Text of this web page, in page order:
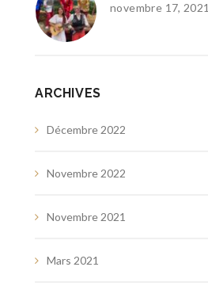
novembre 17, 2021
ARCHIVES
Décembre 2022
Novembre 2022
Novembre 2021
Mars 2021